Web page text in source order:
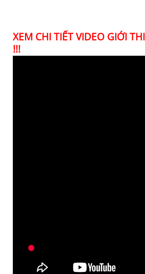
XEM CHI TIẾT VIDEO GIỚI
!!!